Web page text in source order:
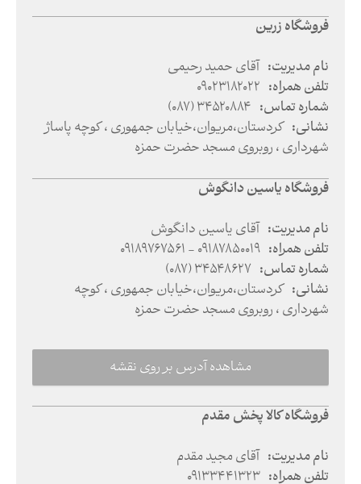
فروشگاه زرین
نام مدیریت: آقای حمید رحیمی
تلفن همراه:
09023182022
شماره تماس:
(087) 34520884
نشانی: کردستان،مریوان،خیابان جمهوری ، کوچه پاساژ
شهرداری ، روبروی مسجد حضرت حمزه
فروشگاه یاسین دانگوش
نام مدیریت: آقای یاسین دانگوش
تلفن همراه:
09189767561 - 09187850019
شماره تماس:
(087) 34548627
نشانی: کردستان،مریوان،خیابان جمهوری ، کوچه
شهرداری ، روبروی مسجد حضرت حمزه
مشاهده آدرس بر روی نقشه
فروشگاه کالا پخش مقدم
نام مدیریت: آقای مجید مقدم
تلفن همراه:
09133441323